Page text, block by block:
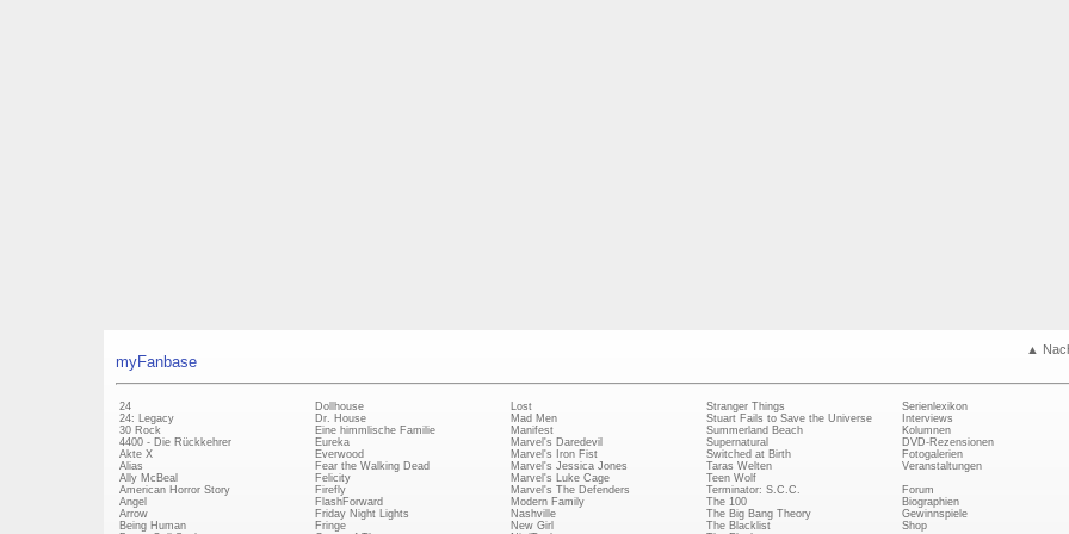
▲
myFanbase
24
24: Legacy
30 Rock
4400 - Die Rückkehrer
Akte X
Alias
Ally McBeal
American Horror Story
Angel
Arrow
Being Human
Dollhouse
Dr. House
Eine himmlische Familie
Eureka
Everwood
Fear the Walking Dead
Felicity
Firefly
FlashForward
Friday Night Lights
Fringe
Lost
Mad Men
Manifest
Marvel's Daredevil
Marvel's Iron Fist
Marvel's Jessica Jones
Marvel's Luke Cage
Marvel's The Defenders
Modern Family
Nashville
New Girl
Stranger Things
Stuart Fails to Save the Universe
Summerland Beach
Supernatural
Switched at Birth
Taras Welten
Teen Wolf
Terminator: S.C.C.
The 100
The Big Bang Theory
The Blacklist
Serienlexikon
Interviews
Kolumnen
DVD-Rezensionen
Fotogalerien
Veranstaltungen
Forum
Biographien
Gewinnspiele
Shop